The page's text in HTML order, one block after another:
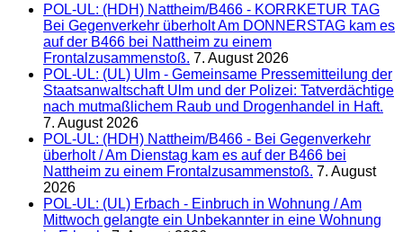
POL-UL: (HDH) Nattheim/B466 - KORRKETUR TAG
Bei Gegenverkehr überholt Am DONNERSTAG kam es
auf der B466 bei Nattheim zu einem
Frontalzusammenstoß. 7. August 2026
POL-UL: (UL) Ulm - Gemeinsame Pressemitteilung der
Staatsanwaltschaft Ulm und der Polizei: Tatverdächtige
nach mutmaßlichem Raub und Drogenhandel in Haft.
7. August 2026
POL-UL: (HDH) Nattheim/B466 - Bei Gegenverkehr
überholt / Am Dienstag kam es auf der B466 bei
Nattheim zu einem Frontalzusammenstoß. 7. August
2026
POL-UL: (UL) Erbach - Einbruch in Wohnung / Am
Mittwoch gelangte ein Unbekannter in eine Wohnung